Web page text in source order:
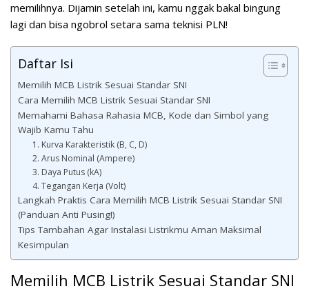
memilihnya. Dijamin setelah ini, kamu nggak bakal bingung
lagi dan bisa ngobrol setara sama teknisi PLN!
Daftar Isi
Memilih MCB Listrik Sesuai Standar SNI
Cara Memilih MCB Listrik Sesuai Standar SNI
Memahami Bahasa Rahasia MCB, Kode dan Simbol yang
Wajib Kamu Tahu
1. Kurva Karakteristik (B, C, D)
2. Arus Nominal (Ampere)
3. Daya Putus (kA)
4. Tegangan Kerja (Volt)
Langkah Praktis Cara Memilih MCB Listrik Sesuai Standar SNI
(Panduan Anti Pusing!)
Tips Tambahan Agar Instalasi Listrikmu Aman Maksimal
Kesimpulan
Memilih MCB Listrik Sesuai Standar SNI